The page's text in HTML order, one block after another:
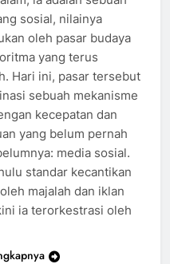
sosial, nilainya
oleh pasar budaya
yang terus
Hari ini, pasar tersebut
sebuah mekanisme
kecepatan dan
yang belum pernah
media sosial.
standar kecantikan
majalah dan iklan
ia terorkestrasi oleh